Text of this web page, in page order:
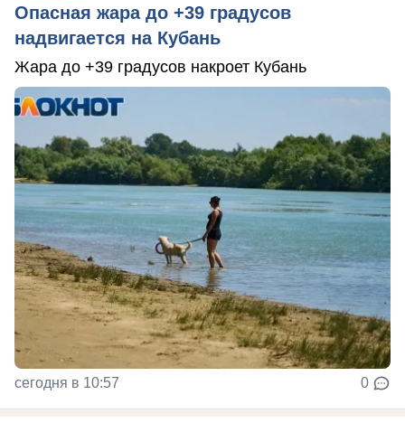
Опасная жара до +39 градусов
надвигается на Кубань
Жара до +39 градусов накроет Кубань
сегодня в 10:57 0